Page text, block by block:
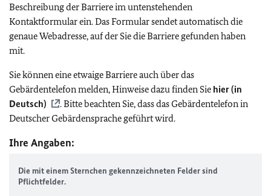
Beschreibung der Barriere im untenstehenden
Kontaktformular ein. Das Formular sendet automatisch die
genaue Webadresse, auf der Sie die Barriere gefunden haben
mit.
Sie können eine etwaige Barriere auch über das
Gebärdentelefon melden, Hinweise dazu finden Sie hier (in
Deutsch)
. Bitte beachten Sie, dass das Gebärdentelefon in
Deutscher Gebärdensprache geführt wird.
Ihre Angaben:
Die mit einem Sternchen gekennzeichneten Felder sind
Pflichtfelder.